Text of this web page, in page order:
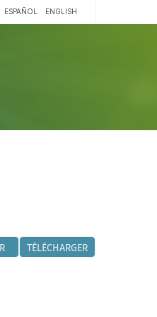
ESPAÑOL ENGLISH
TÉLÉCHARGER